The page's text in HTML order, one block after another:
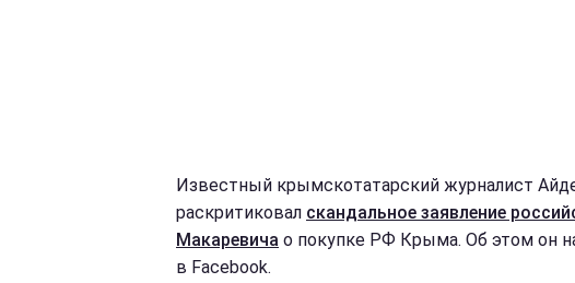
Известный крымскотатарский журналист
раскритиковал скандальное заявление
Макаревича о покупке РФ Крыма. Об этом он
в Facebook.